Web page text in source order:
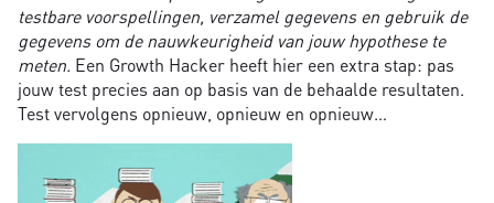
testbare voorspellingen, verzamel gegevens en gebruik de
gegevens om de nauwkeurigheid van jouw hypothese te
meten. Een Growth Hacker heeft hier een extra stap: pas
jouw test precies aan op basis van de behaalde resultaten.
Test vervolgens opnieuw, opnieuw en opnieuw…